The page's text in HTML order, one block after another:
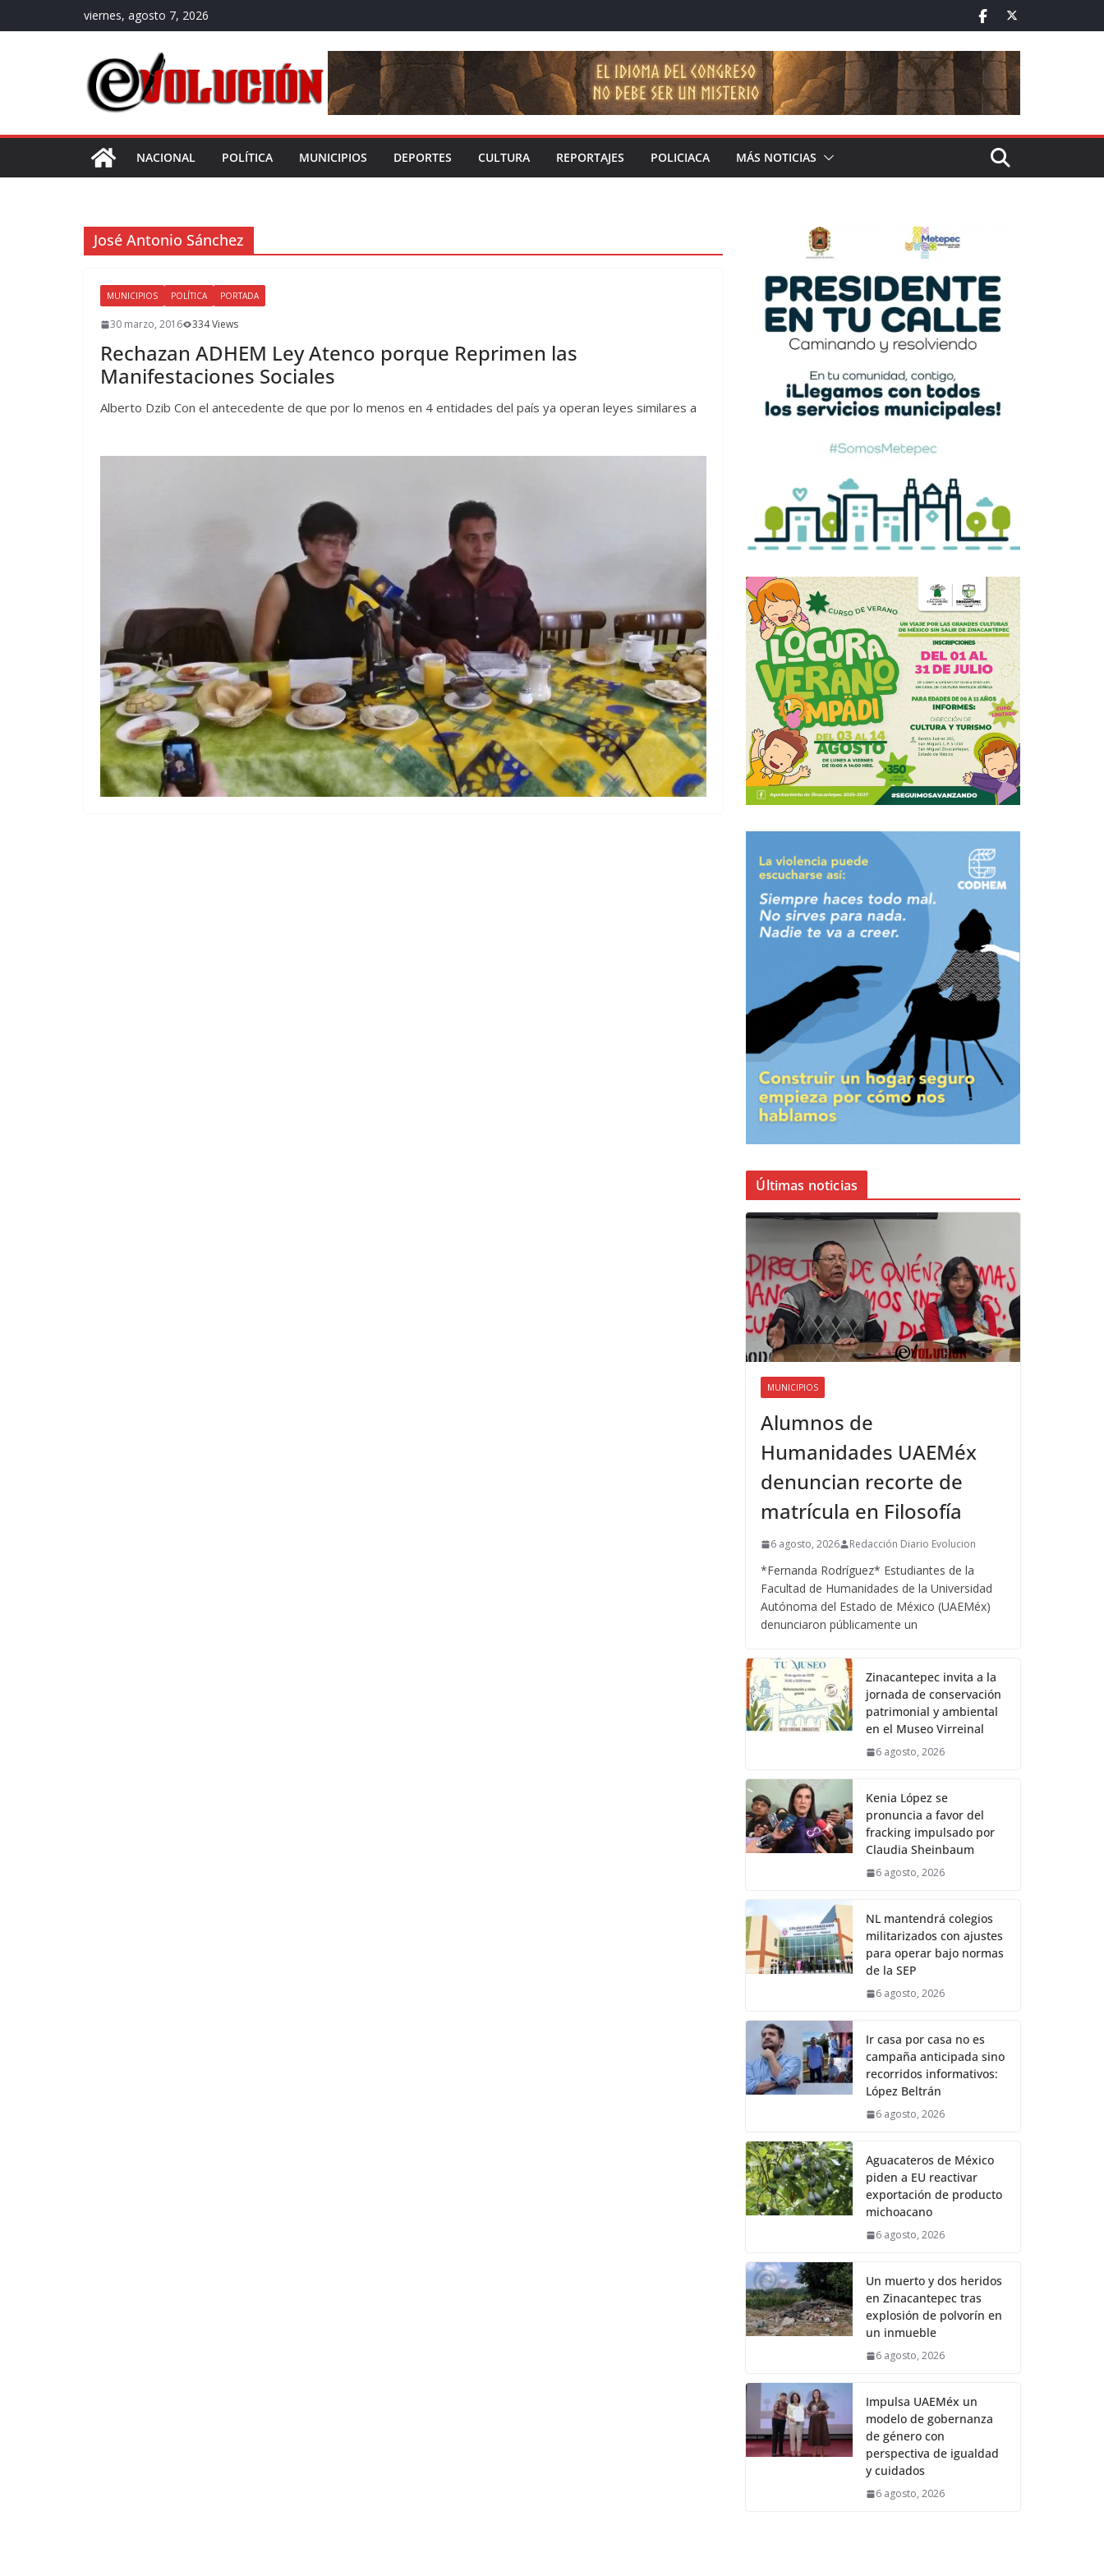
al
viernes, agosto 7, 2026
NACIONAL POLÍTICA MUNICIPIOS DEPORTES CULTURA REPORTAJES POLICIACA MÁS NOTICIAS
José Antonio Sánchez
MUNICIPIOS POLÍTICA PORTADA
30 marzo, 2016 334 Views
Rechazan ADHEM Ley Atenco porque Reprimen las
Manifestaciones Sociales
Alberto Dzib Con el antecedente de que por lo menos en 4 entidades del país ya operan leyes similares a
Últimas noticias
MUNICIPIOS
Alumnos de
Humanidades UAEMéx
denuncian recorte de
matrícula en Filosofía
6 agosto, 2026 Redacción Diario Evolucion
*Fernanda Rodríguez* Estudiantes de la
Facultad de Humanidades de la Universidad
Autónoma del Estado de México (UAEMéx)
denunciaron públicamente un
Zinacantepec invita a la
jornada de conservación
patrimonial y ambiental
en el Museo Virreinal
6 agosto, 2026
Kenia López se
pronuncia a favor del
fracking impulsado por
Claudia Sheinbaum
6 agosto, 2026
NL mantendrá colegios
militarizados con ajustes
para operar bajo normas
de la SEP
6 agosto, 2026
Ir casa por casa no es
campaña anticipada sino
recorridos informativos:
López Beltrán
6 agosto, 2026
Aguacateros de México
piden a EU reactivar
exportación de producto
michoacano
6 agosto, 2026
Un muerto y dos heridos
en Zinacantepec tras
explosión de polvorín en
un inmueble
6 agosto, 2026
Impulsa UAEMéx un
modelo de gobernanza
de género con
perspectiva de igualdad
y cuidados
6 agosto, 2026